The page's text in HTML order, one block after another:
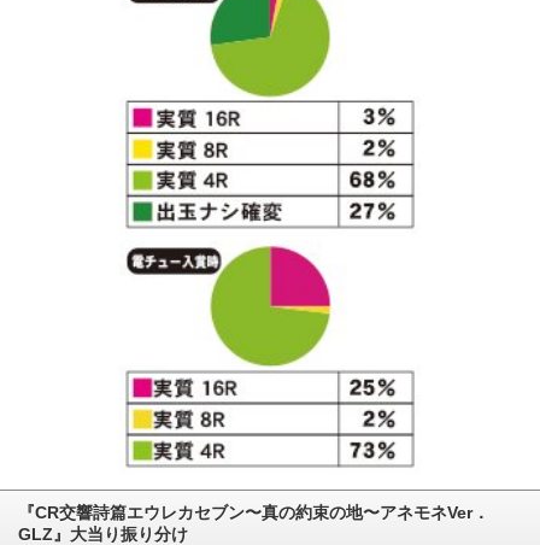
『CR交響詩篇エウレカセブン〜真の約束の地〜アネモネVer．
GLZ』大当り振り分け